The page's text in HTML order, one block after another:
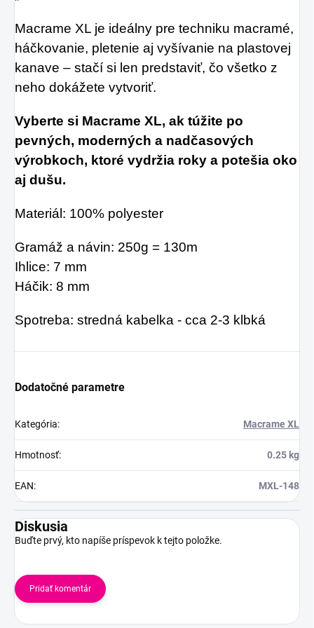
Macrame XL je ideálny pre techniku macramé,
háčkovanie, pletenie aj vyšívanie na plastovej
kanave – stačí si len predstaviť, čo všetko z
neho dokážete vytvoriť.
Vyberte si Macrame XL, ak túžite po
pevných, moderných a nadčasových
výrobkoch, ktoré vydržia roky a potešia oko
aj dušu.
Materiál: 100% polyester
Gramáž a návin: 250g = 130m
Ihlice: 7 mm
Háčik: 8 mm
Spotreba: stredná kabelka - cca 2-3 klbká
Dodatočné parametre
Kategória: Macrame XL
Hmotnosť: 0.25 kg
EAN: MXL-148
Diskusia
Buďte prvý, kto napíše príspevok k tejto položke.
Pridať komentár